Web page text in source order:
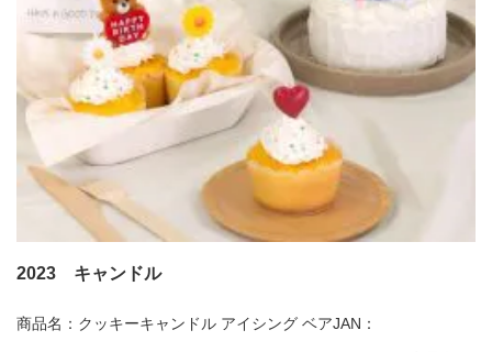
2023 キャンドル
商品名：クッキーキャンドル アイシング ベアJAN：